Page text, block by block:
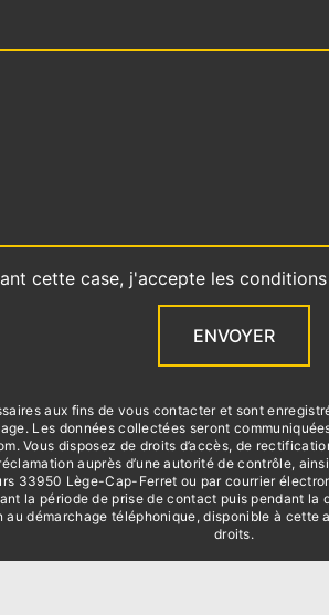
cette case, j'accepte les
ENVOYER
aux fins de vous contacter et sont
Les données collectées seront
Vous disposez de droits d’accès, de
auprès d’une autorité de contrôle,
33950 Lège-Cap-Ferret ou par courrier
la période de prise de contact puis pendant
démarchage téléphonique, disponible à cette
droits.